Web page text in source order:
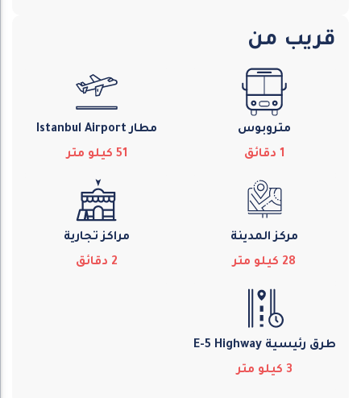
قريب من
متروبوس
1 دقائق
مطار Istanbul Airport
51 كيلو متر
مركز المدينة
28 كيلو متر
مراكز تجارية
2 دقائق
طرق رئيسية E-5 Highway
3 كيلو متر